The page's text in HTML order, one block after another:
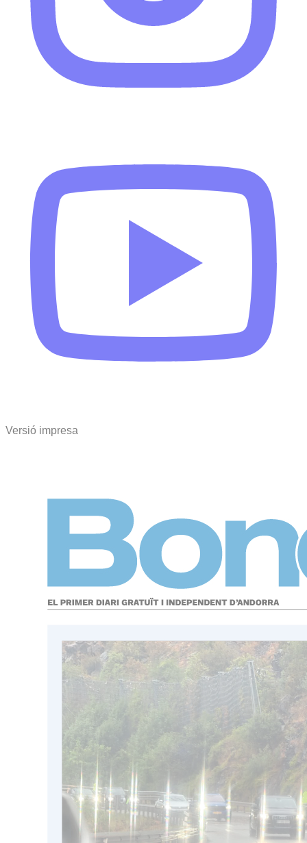
Versió impresa